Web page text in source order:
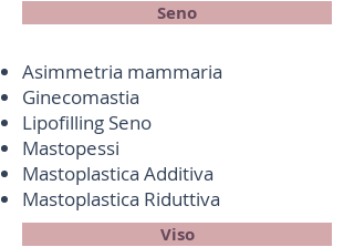
Viso
Seno
Asimmetria mammaria
Ginecomastia
Lipofilling Seno
Mastopessi
Mastoplastica Additiva
Mastoplastica Riduttiva